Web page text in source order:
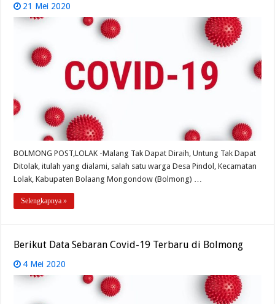
21 Mei 2020
BOLMONG POST,LOLAK -Malang Tak Dapat Diraih, Untung Tak Dapat
Ditolak, itulah yang dialami, salah satu warga Desa Pindol, Kecamatan
Lolak, Kabupaten Bolaang Mongondow (Bolmong) …
Selengkapnya »
Berikut Data Sebaran Covid-19 Terbaru di Bolmong
4 Mei 2020